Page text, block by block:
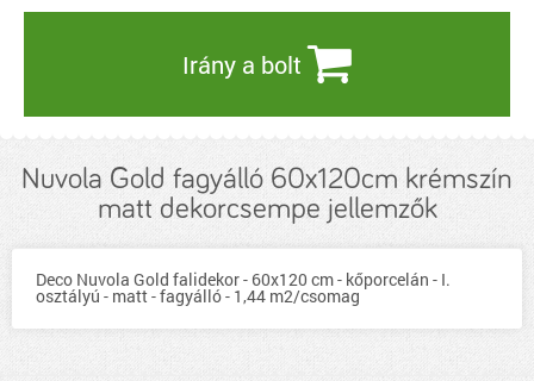
Irány a bolt
Nuvola Gold fagyálló 60x120cm krémszín
matt dekorcsempe jellemzők
Deco Nuvola Gold falidekor - 60x120 cm - kőporcelán - I.
osztályú - matt - fagyálló - 1,44 m2/csomag